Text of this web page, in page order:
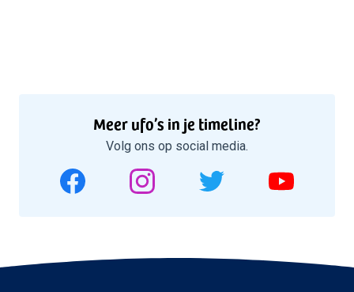
Meer ufo’s in je timeline?
Volg ons op social media.